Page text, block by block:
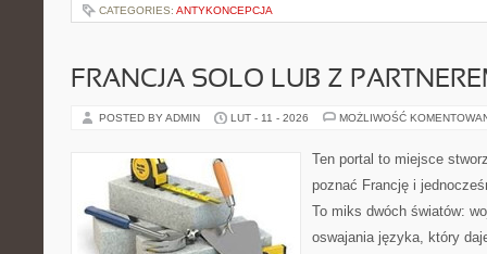
CATEGORIES: ANTYKONCEPCJA
FRANCJA SOLO LUB Z
POSTED BY ADMIN LUT - 11 - 2026 MOŻLIWOŚĆ
Ten portal to miejsce
poznać Francję i
To miks dwóch światów:
oswajania języka, który